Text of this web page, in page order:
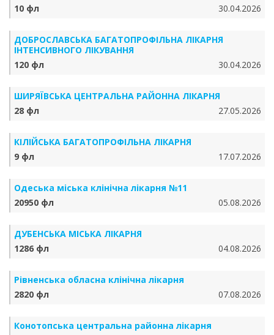
10 фл
30.04.2026
ДОБРОСЛАВСЬКА БАГАТОПРОФІЛЬНА ЛІКАРНЯ
ІНТЕНСИВНОГО ЛІКУВАННЯ
120 фл
30.04.2026
ШИРЯЇВСЬКА ЦЕНТРАЛЬНА РАЙОННА ЛІКАРНЯ
28 фл
27.05.2026
КІЛІЙСЬКА БАГАТОПРОФІЛЬНА ЛІКАРНЯ
9 фл
17.07.2026
Одеська міська клінічна лікарня №11
20950 фл
05.08.2026
ДУБЕНСЬКА МІСЬКА ЛІКАРНЯ
1286 фл
04.08.2026
Рівненська обласна клінічна лікарня
2820 фл
07.08.2026
Конотопська центральна районна лікарня